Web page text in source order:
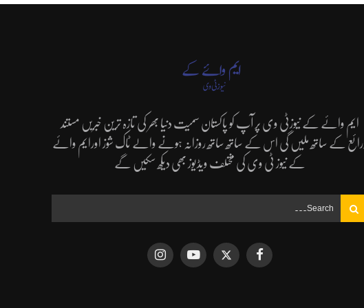
ایم وائے کے نیوزٹی وی پر آپ کو پاکستان سمیت دنیا بھر کی تازہ ترین خبریں مستند
کے ساتھ ملیں گی اس کے ساتھ ساتھ روزانہ ہونے والے ٹاک شوز اورایم وائے
کے نیوز ٹی وی کی مختلف ویڈیوز بھی دیکھ سکیں گے